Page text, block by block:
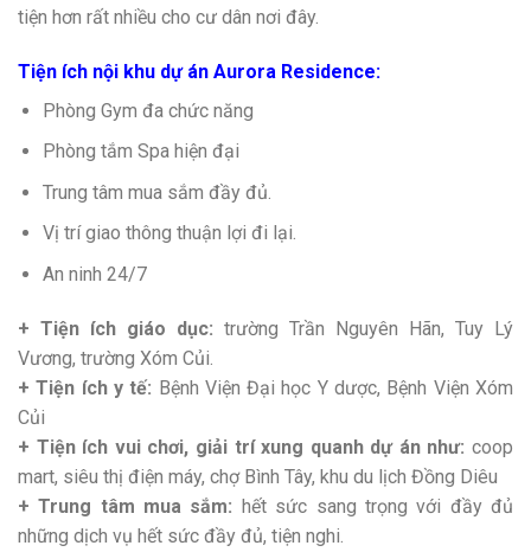
tiện hơn rất nhiều cho cư dân nơi đây.
Tiện ích nội khu dự án Aurora Residence:
Phòng Gym đa chức năng
Phòng tắm Spa hiện đại
Trung tâm mua sắm đầy đủ.
Vị trí giao thông thuận lợi đi lại.
An ninh 24/7
+ Tiện ích giáo dục: trường Trần Nguyên Hãn, Tuy Lý
Vương, trường Xóm Củi.
+ Tiện ích y tế: Bệnh Viện Đại học Y dược, Bệnh Viện Xóm
Củi
+ Tiện ích vui chơi, giải trí xung quanh dự án như: coop
mart, siêu thị điện máy, chợ Bình Tây, khu du lịch Đồng Diêu
+ Trung tâm mua sắm: hết sức sang trọng với đầy đủ
những dịch vụ hết sức đầy đủ, tiện nghi.